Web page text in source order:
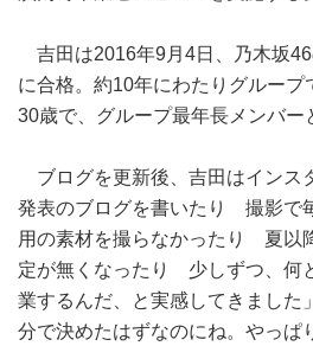
吉田は2016年9月4日、乃木坂
に合格。約10年にわたりグループ
30歳で、グループ最年長メンバー
ブログを更新後、吉田はインス
発表のブログを書いたり 撮影で
用の素材を撮らなかったり 夏以
定が無くなったり 少しずつ、
業するんだ、と実感してきました
分で決めたはずなのにね。やっぱ